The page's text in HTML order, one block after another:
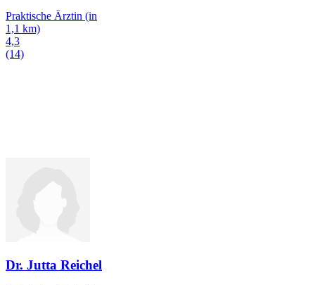
Praktische Ärztin (in
1,1 km)
4,3
(14)
Dr. Jutta Reichel